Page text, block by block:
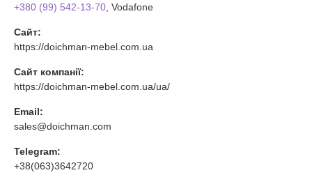
+380 (99) 542-13-70 , Vodafone
Сайт:
https://doichman-mebel.com.ua
Сайт компанії:
https://doichman-mebel.com.ua/ua/
Email:
sales@doichman.com
Telegram:
+38(063)3642720